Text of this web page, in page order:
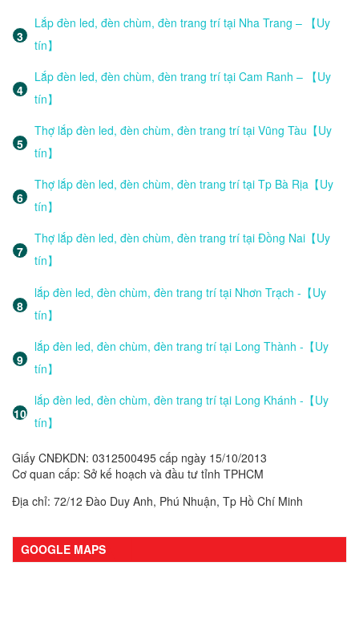
Lắp đèn led, đèn chùm, đèn trang trí tại Nha Trang – 【Uy
tín】
Lắp đèn led, đèn chùm, đèn trang trí tại Cam Ranh – 【Uy
tín】
Thợ lắp đèn led, đèn chùm, đèn trang trí tại Vũng Tàu【Uy
tín】
Thợ lắp đèn led, đèn chùm, đèn trang trí tại Tp Bà Rịa【Uy
tín】
Thợ lắp đèn led, đèn chùm, đèn trang trí tại Đồng Nai【Uy
tín】
lắp đèn led, đèn chùm, đèn trang trí tại Nhơn Trạch -【Uy
tín】
lắp đèn led, đèn chùm, đèn trang trí tại Long Thành -【Uy
tín】
lắp đèn led, đèn chùm, đèn trang trí tại Long Khánh -【Uy
tín】
Giấy CNĐKDN: 0312500495 cấp ngày 15/10/2013
Cơ quan cấp: Sở kế hoạch và đầu tư tỉnh TPHCM
Địa chỉ: 72/12 Đào Duy Anh, Phú Nhuận, Tp Hồ Chí Minh
GOOGLE MAPS